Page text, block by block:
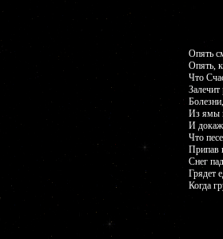
Опять
Опять,
Что
Из ямы
И
Что
Припав
Снег
Грядет
Когда